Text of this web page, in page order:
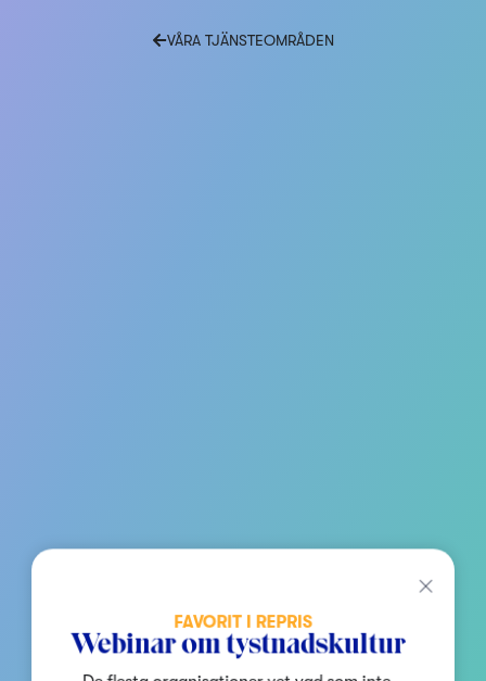
VÅRA TJÄNSTEOMRÅDEN
FAVORIT I REPRIS
Webinar om tystnadskultur